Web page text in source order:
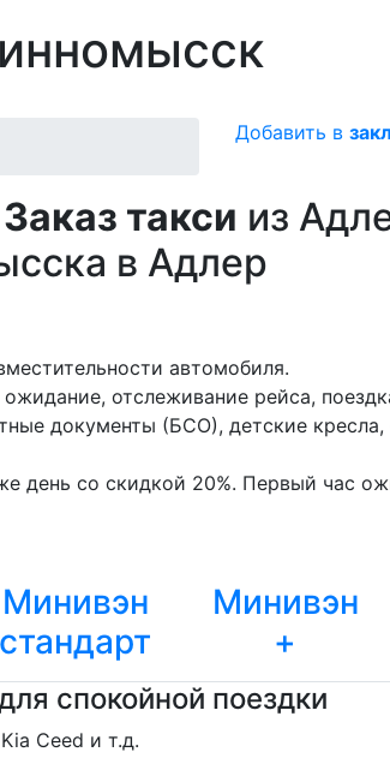
Добавить в
Заказ такси из
в Адлер
автомобиля.
отслеживание рейса,
документы (БСО), детские
день со скидкой 20%. Первый час
Минивэн
стандарт
Минивэн
+
спокойной поездки
Ceed и т.д.